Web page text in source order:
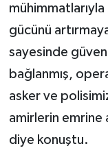
gücünü
sayesinde
bağlanmış,
asker ve
amirlerin emrine
diye konuştu.